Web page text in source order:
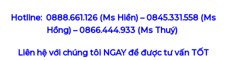
Hotline: 0888.661.126(Ms Hiền) – 0845.331.558(Ms
Hồng) – 0866.444.933 (Ms Thuý)
Liên hệ với chúng tôi NGAY để được tư vấn TỐT